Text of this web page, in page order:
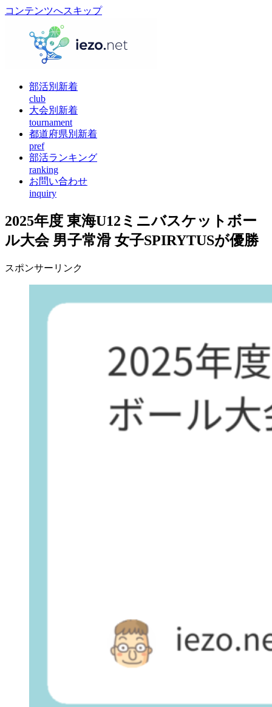
コンテンツへスキップ
部活別新着
club
大会別新着
tournament
都道府県別新着
pref
部活ランキング
ranking
お問い合わせ
inquiry
2025年度 東海U12ミニバスケットボー
ル大会 男子常滑 女子SPIRYTUSが優勝
スポンサーリンク